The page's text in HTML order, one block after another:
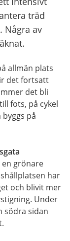
träd
Några av
allmän plats
det fortsatt
det bli
fots, på cykel
på
en grönare
har
och blivit mer
Under
södra sidan